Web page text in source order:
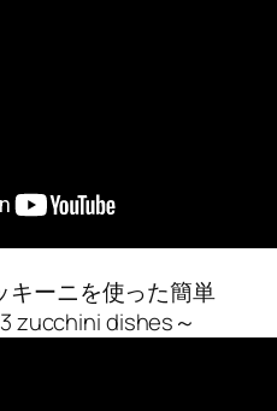
キーニを使った簡単
zucchini dishes～